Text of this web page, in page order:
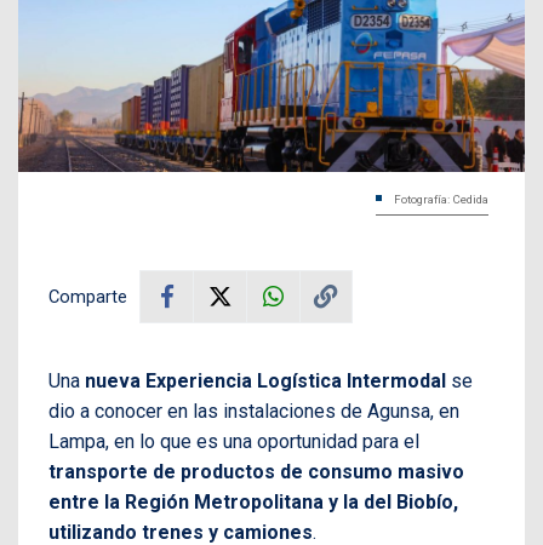
Fotografía: Cedida
Comparte
Una nueva Experiencia Logística Intermodal se
dio a conocer en las instalaciones de Agunsa, en
Lampa, en lo que es una oportunidad para el
transporte de productos de consumo masivo
entre la Región Metropolitana y la del Biobío,
utilizando trenes y camiones.